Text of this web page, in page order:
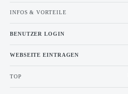
NRW Asbest ihre Spezialisten im
Asbestentsorgung in Nordrhein-
den Umgang mit Asbest. Wir bieten
Sanierung im Bereich Fassade, Dach
INFOS & VORTEILE
BENUTZER LOGIN
WEBSEITE EINTRAGEN
TOP